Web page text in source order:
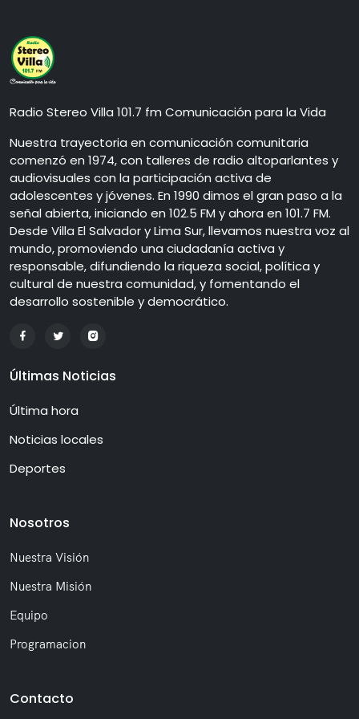
Radio Stereo Villa 101.7 fm Comunicación para la Vida
Nuestra trayectoria en comunicación comunitaria
comenzó en 1974, con talleres de radio altoparlantes y
audiovisuales con la participación activa de
adolescentes y jóvenes. En 1990 dimos el gran paso a la
señal abierta, iniciando en 102.5 FM y ahora en 101.7 FM.
Desde Villa El Salvador y Lima Sur, llevamos nuestra voz al
mundo, promoviendo una ciudadanía activa y
responsable, difundiendo la riqueza social, política y
cultural de nuestra comunidad, y fomentando el
desarrollo sostenible y democrático.
Últimas Noticias
Última hora
Noticias locales
Deportes
Nosotros
Nuestra Visión
Nuestra Misión
Equipo
Programacion
Contacto